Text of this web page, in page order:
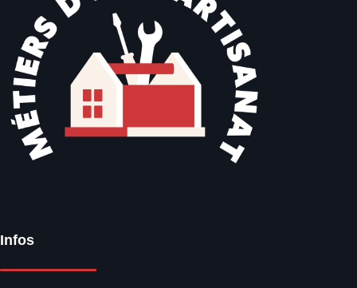
Infos